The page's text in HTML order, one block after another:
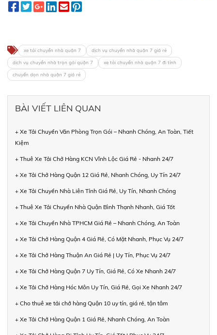
xe tải chuyển nhà quận 7
dịch vụ chuyển nhà quận 7 giá rẻ
dịch vụ chuyển nhà trọn gói quận 7
xe tải chuyển nhà quận 7 đi tỉnh
chuyển dọn nhà quận 7 giá rẻ
BÀI VIẾT LIÊN QUAN
+ Xe Tải Chuyển Văn Phòng Trọn Gói – Nhanh Chóng, An Toàn, Tiết
Kiệm
+ Thuê Xe Tải Chở Hàng KCN Vĩnh Lộc Giá Rẻ - Nhanh 24/7
+ Xe Tải Chở Hàng Quận 12 Giá Rẻ, Nhanh Chóng, Uy Tín 24/7
+ Xe Tải Chuyển Nhà Liên Tỉnh Giá Rẻ, Uy Tín, Nhanh Chóng
+ Thuê Xe Tải Chuyển Nhà Quận Bình Thạnh Nhanh, Giá Tốt
+ Xe Tải Chuyển Nhà TPHCM Giá Rẻ – Nhanh Chóng, An Toàn
+ Xe Tải Chở Hàng Quận 4 Giá Rẻ, Có Mặt Nhanh, Phục Vụ 24/7
+ Xe Tải Chở Hàng Thuận An Giá Rẻ | Uy Tín, Phục Vụ 24/7
+ Xe Tải Chở Hàng Quận 7 Uy Tín, Giá Rẻ, Có Xe Nhanh 24/7
+ Xe Tải Chở Hàng Hóc Môn Uy Tín, Giá Rẻ, Gọi Xe Nhanh 24/7
+ Cho thuê xe tải chở hàng Quận 10 uy tín, giá rẻ, tận tâm
+ Xe Tải Chở Hàng Quận 1 Giá Rẻ, Nhanh Chóng, An Toàn